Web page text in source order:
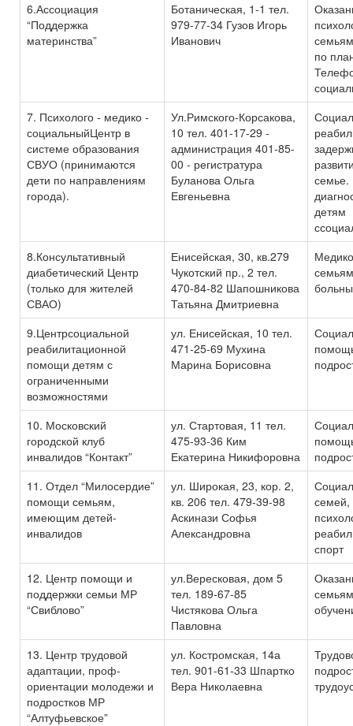
6.Ассоциация
“Поддержка
материнства”
Ботаническая, 1-1 тел.
979-77-34 Гузов Игорь
Иванович
по
7. Психолого - медико -
социальныйЦентр в
системе образования
СВУО (принимаются
дети по направлениям
города).
Ул.Римского-Корсакова,
10 тел. 401-17-29 -
администрация 401-85-
00 - регистратура
Буланова Ольга
Евгеньевна
детям
8.Консультативный
диабетический Центр
(только для жителей
СВАО)
Енисейская, 30, кв.279
Чукотский пр., 2 тел.
470-84-82 Шапошникова
Татьяна Дмитриевна
9.Центрсоциальной
реабилитационной
помощи детям с
ограниченными
возможностями
ул. Енисейская, 10 тел.
471-25-69 Мухина
Марина Борисовна
10. Московский
городской клуб
инвалидов “Контакт”
ул. Стартовая, 11 тел.
475-93-36 Ким
Екатерина Никифоровна
11. Отдел “Милосердие”
помощи семьям,
имеющим детей-
инвалидов
ул. Широкая, 23, кор. 2,
кв. 206 тел. 479-39-98
Аскинази Софья
Александровна
семей,
спорт
12. Центр помощи и
поддержки семьи МР
“Свиблово”
ул.Вересковая, дом 5
тел. 189-67-85
Чистякова Ольга
Павловна
13. Центр трудовой
адаптации, проф-
ориентации молодежи и
подростков МР
“Алтуфьевское”
ул. Костромская, 14а
тел. 901-61-33 Шпартко
Вера Николаевна